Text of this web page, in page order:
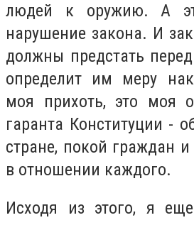
людей к оружию. А
нарушение закона. И
должны предстать
определит им меру
моя прихоть, это моя
гаранта Конституции -
стране, покой граждан и
в отношении каждого.
Исходя из этого, я